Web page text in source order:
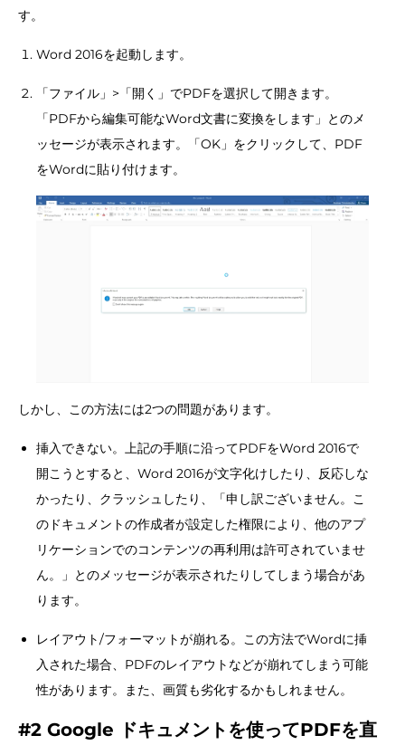
す。
Word 2016を起動します。
「ファイル」>「開く」でPDFを選択して開きます。
「PDFから編集可能なWord文書に変換をします」とのメ
ッセージが表示されます。「OK」をクリックして、PDF
をWordに貼り付けます。
しかし、この方法には2つの問題があります。
挿入できない。上記の手順に沿ってPDFをWord 2016で
開こうとすると、Word 2016が文字化けしたり、反応しな
かったり、クラッシュしたり、「申し訳ございません。こ
のドキュメントの作成者が設定した権限により、他のアプ
リケーションでのコンテンツの再利用は許可されていませ
ん。」とのメッセージが表示されたりしてしまう場合があ
ります。
レイアウト/フォーマットが崩れる。この方法でWordに挿
入された場合、PDFのレイアウトなどが崩れてしまう可能
性があります。また、画質も劣化するかもしれません。
#2 Google ドキュメントを使ってPDFを直